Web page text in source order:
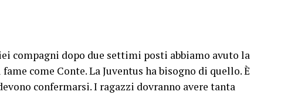
compagni dopo due settimi posti abbiamo avuto la
come Conte. La Juventus ha bisogno di quello. È
confermarsi. I ragazzi dovranno avere tanta